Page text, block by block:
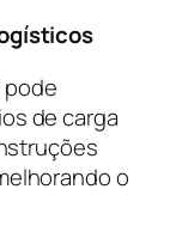
pode
de carga
o